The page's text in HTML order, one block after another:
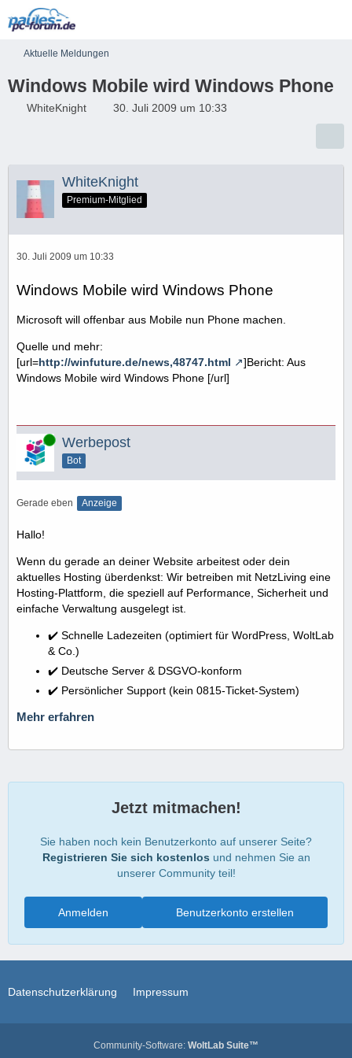
Aktuelle Meldungen
Windows Mobile wird Windows Phone
WhiteKnight 30. Juli 2009 um 10:33
WhiteKnight
Premium-Mitglied
30. Juli 2009 um 10:33
Windows Mobile wird Windows Phone
Microsoft will offenbar aus Mobile nun Phone machen.
Quelle und mehr:
[url=http://winfuture.de/news,48747.html
]Bericht: Aus
Windows Mobile wird Windows Phone [/url]
Online Werbepost
Bot
Gerade eben Anzeige
Hallo!
Wenn du gerade an deiner Website arbeitest oder dein
aktuelles Hosting überdenkst: Wir betreiben mit NetzLiving eine
Hosting-Plattform, die speziell auf Performance, Sicherheit und
einfache Verwaltung ausgelegt ist.
✔️ Schnelle Ladezeiten (optimiert für WordPress, WoltLab
& Co.)
✔️ Deutsche Server & DSGVO-konform
✔️ Persönlicher Support (kein 0815-Ticket-System)
Mehr erfahren
Jetzt mitmachen!
Sie haben noch kein Benutzerkonto auf unserer Seite?
Registrieren Sie sich kostenlos und nehmen Sie an
unserer Community teil!
Benutzerkonto erstellen
Anmelden
Datenschutzerklärung Impressum
Community-Software: WoltLab Suite™